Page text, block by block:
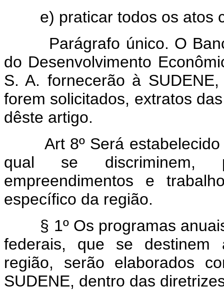
e) praticar todos os atos
Parágrafo único. O
do Desenvolvimento
S. A. fornecerão à
forem solicitados, extratos
dêste artigo.
Art 8º Será
qual se discriminem,
empreendimentos e
específico da região.
§ 1º Os programas anuais
federais, que se destinem
região, serão elaborados
SUDENE, dentro das